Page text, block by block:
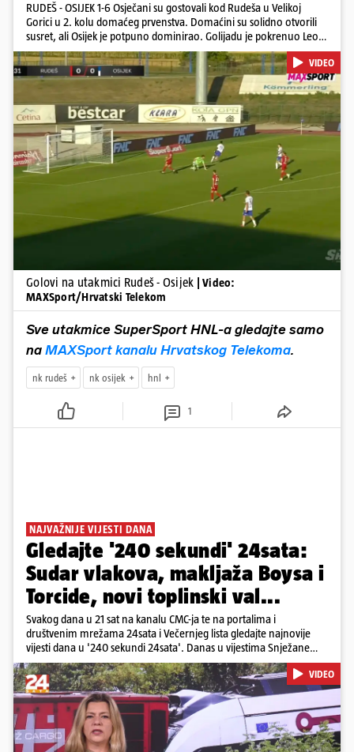
RUDEŠ - OSIJEK 1-6 Osječani su gostovali kod Rudeša u Velikoj
Gorici u 2. kolu domaćeg prvenstva. Domaćini su solidno otvorili
susret, ali Osijek je potpuno dominirao. Golijadu je pokrenuo Leon
u 12. minuti, a povećao je u 24. minuti. Meksikancu su ovo bili prvi
golovi u dresu 'bijelo-plavih' Nail Omerović bio je junak u dresu
gostiju, zabio hat-trick. Mrežu golmana Rudeša tresao je u 41., 44.
minuti i 81. minuti. U dugu listu strijelaca u velikoj Gorici upisao se i
Arnel Jakupović golom u 69. minuti. Utješni gol za smanjenje
zaostatka u dresu Rudeša zabio je Ilečić u 84. minuti. Osijek je s tri
boda na prvom mjestu tablice HNL-a
Pokretanje videa...
VIDEO
Golovi na utakmici Rudeš - Osijek
| Video:
MAXSport/Hrvatski Telekom
Sve utakmice SuperSport HNL-a gledajte samo
na MAXSport kanalu Hrvatskog Telekoma.
nk rudeš nk osijek hnl
1
NAJVAŽNIJE VIJESTI DANA
Gledajte '240 sekundi' 24sata:
Sudar vlakova, makljaža Boysa i
Torcide, novi toplinski val...
Svakog dana u 21 sat na kanalu CMC-ja te na portalima i
društvenim mrežama 24sata i Večernjeg lista gledajte najnovije
vijesti dana u '240 sekundi 24sata'. Danas u vijestima Snježane
Krnetić: Željeznička nesreća između kolodvora Sveti Ivan Žabno i
Gradec, masovna tučnjava Boysa i Torcide, prijeti nestašica vode
kraj Požege...
VIDEO